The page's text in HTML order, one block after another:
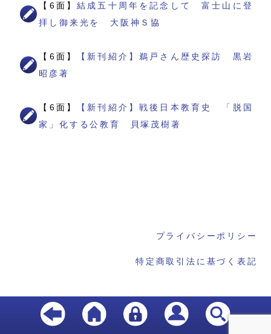
【6面】結成五十周年を記念して 富士山に登
拝し御来光を 大阪神Ｓ協
【6面】
【新刊紹介】鵜戸さん歴史探訪 黒岩
昭彦著
【6面】
【新刊紹介】戦後日本教育史 「脱国
家」化する公教育 貝塚茂樹著
プライバシーポリシー
特定商取引法に基づく表記